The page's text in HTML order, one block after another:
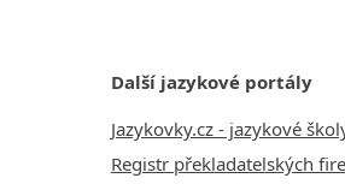
Další jazykové portály
Jazykovky.cz - jazykové
Registr překladatelských